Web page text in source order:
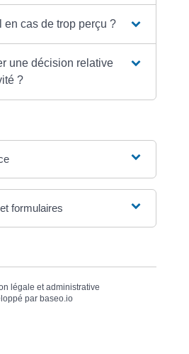
en cas de trop perçu ?
une décision relative
?
formulaires
légale et administrative
parbaseo.io